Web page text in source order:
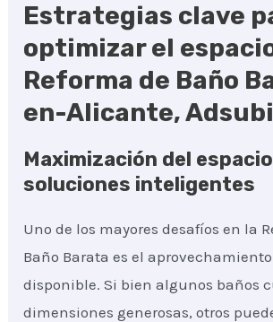
Estrategias clave
optimizar el
Reforma de Baño
en-Alicante,
Maximización del
soluciones inteligentes
Uno de los mayores desafíos en la
Baño Barata es el
disponible. Si bien algunos baños
dimensiones generosas, otros